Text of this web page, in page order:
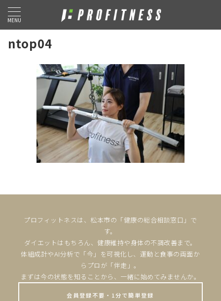
MENU
ntop04
プロフィットネスは、松本市の「健康の総合相談窓口」で
す。
ダイエットはもちろん、健康維持や身体の不調改善まで。
体組成計やAI分析で「今」を可視化し、運動と食事の両面か
らプロが「伴走」。
まずは今の状態を知ることから、一緒に始めてみませんか。
会員登録不要・1分で簡単登録